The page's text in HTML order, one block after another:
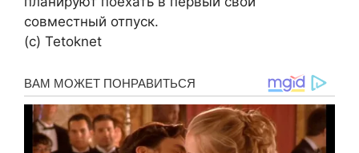
совместный отпуск.
(с) Tetoknet